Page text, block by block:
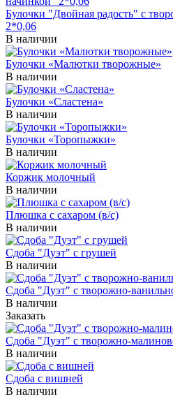
Булочки "Двойная радость" с
2*0,06
В наличии
Булочки «Малютки творожные»
В наличии
Булочки «Сластена»
В наличии
Булочки «Торопыжки»
В наличии
Коржик молочный
В наличии
Плюшка с сахаром (в/с)
В наличии
Сдоба "Дуэт" с грушей
В наличии
Сдоба "Дуэт" с творожно-
В наличии
Заказать
Сдоба "Дуэт" с творожно-
В наличии
Сдоба с вишней
В наличии